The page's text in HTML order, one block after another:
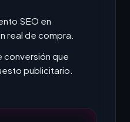
SEO en
real de compra.
conversión que
publicitario.